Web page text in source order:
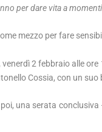
per dare vita a
mezzo per fare
2 febbraio alle
Cossia, con un
una serata